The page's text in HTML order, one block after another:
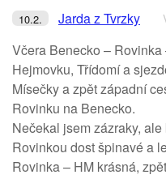
10.2. Jarda z Tvrzky
Včera Benecko –
Hejmovku, Třídomí a
Mísečky a zpět západní
Rovinku na Benecko.
Nečekal jsem zázraky,
Rovinkou dost špinavé a
Rovinka – HM krásná,